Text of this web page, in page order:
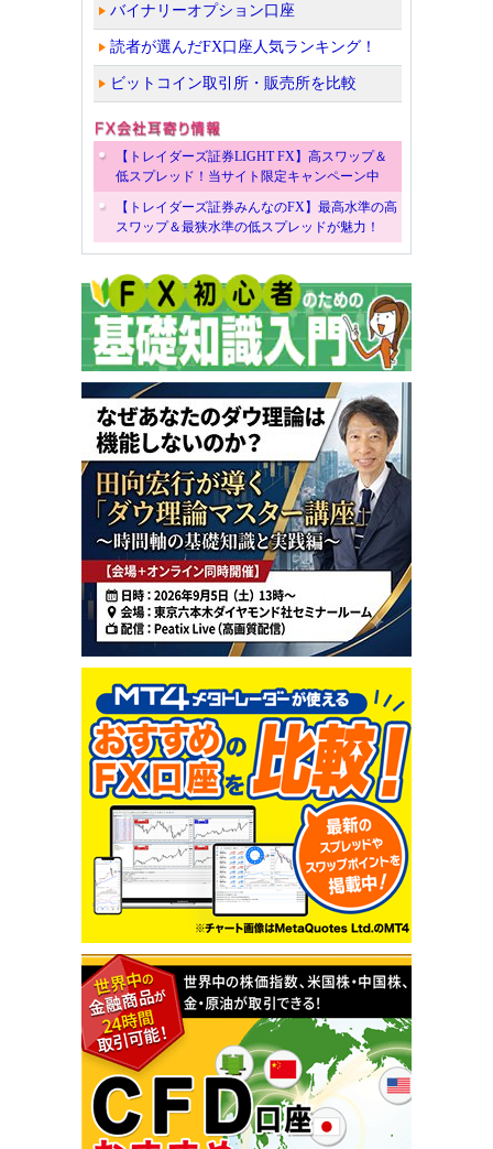
バイナリーオプション口座
読者が選んだFX口座人気ランキング！
ビットコイン取引所・販売所を比較
【トレイダーズ証券LIGHT FX】高スワップ＆
低スプレッド！当サイト限定キャンペーン中
【トレイダーズ証券みんなのFX】最高水準の高
スワップ＆最狭水準の低スプレッドが魅力！